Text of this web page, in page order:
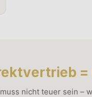
nicht teuer sein –